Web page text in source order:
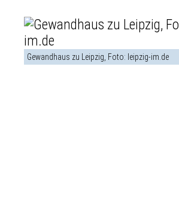
Gewandhaus zu Leipzig, Foto: leipzig-im.de